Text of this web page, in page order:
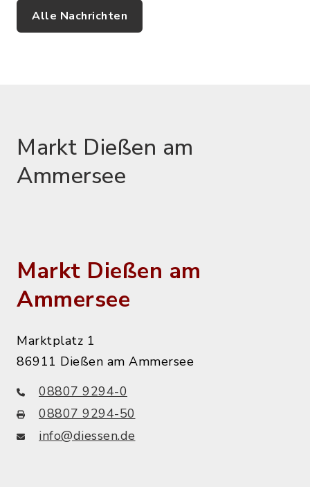
Alle Nachrichten
Markt Dießen am
Ammersee
Markt Dießen am
Ammersee
Marktplatz 1
86911 Dießen am Ammersee
08807 9294-0
08807 9294-50
info@diessen.de